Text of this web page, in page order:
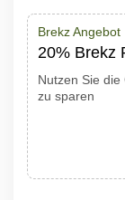
Brekz Angebot
20% Brekz
Nutzen Sie
zu sparen